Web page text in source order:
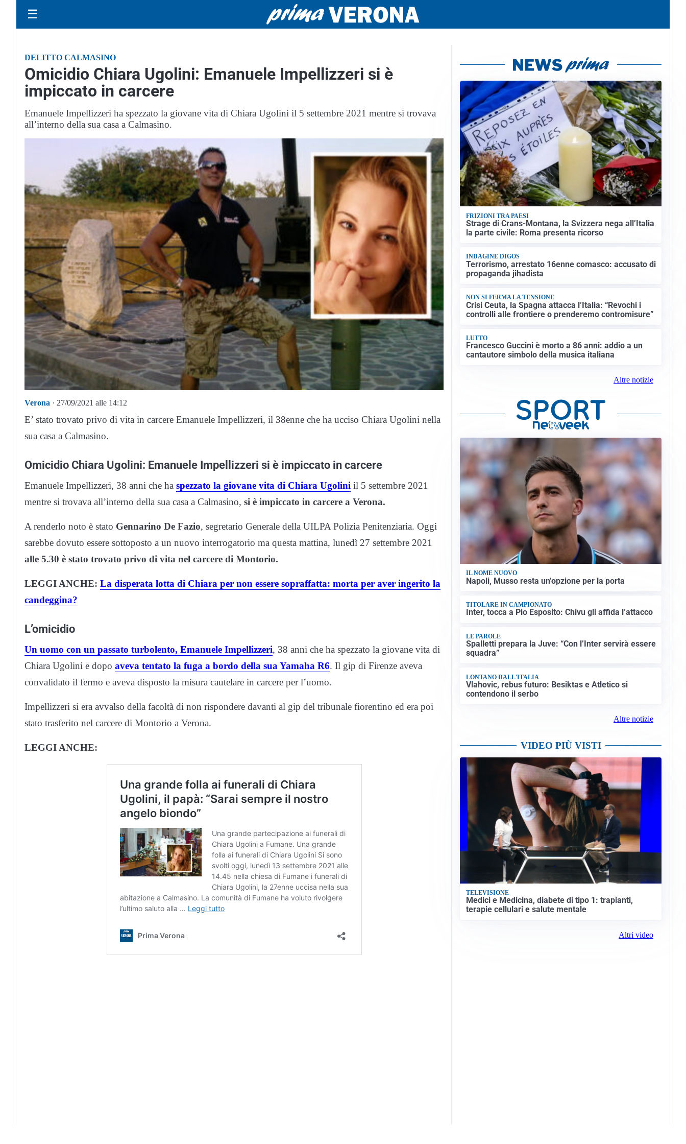
☰
DELITTO CALMASINO
Omicidio Chiara Ugolini: Emanuele Impellizzeri si è
impiccato in carcere
Emanuele Impellizzeri ha spezzato la giovane vita di Chiara Ugolini il 5 settembre 2021 mentre si trovava
all’interno della sua casa a Calmasino.
Verona · 27/09/2021 alle 14:12
E’ stato trovato privo di vita in carcere Emanuele Impellizzeri, il 38enne che ha ucciso Chiara Ugolini nella
sua casa a Calmasino.
Omicidio Chiara Ugolini: Emanuele Impellizzeri si è impiccato in carcere
Emanuele Impellizzeri, 38 anni che ha spezzato la giovane vita di Chiara Ugolini il 5 settembre 2021
mentre si trovava all’interno della sua casa a Calmasino, si è impiccato in carcere a Verona.
A renderlo noto è stato Gennarino De Fazio, segretario Generale della UILPA Polizia Penitenziaria. Oggi
sarebbe dovuto essere sottoposto a un nuovo interrogatorio ma questa mattina, lunedì 27 settembre 2021
alle 5.30 è stato trovato privo di vita nel carcere di Montorio.
LEGGI ANCHE: La disperata lotta di Chiara per non essere sopraffatta: morta per aver ingerito la
candeggina?
L’omicidio
Un uomo con un passato turbolento, Emanuele Impellizzeri, 38 anni che ha spezzato la giovane vita di
Chiara Ugolini e dopo aveva tentato la fuga a bordo della sua Yamaha R6. Il gip di Firenze aveva
convalidato il fermo e aveva disposto la misura cautelare in carcere per l’uomo.
Impellizzeri si era avvalso della facoltà di non rispondere davanti al gip del tribunale fiorentino ed era poi
stato trasferito nel carcere di Montorio a Verona.
LEGGI ANCHE:
FRIZIONI TRA PAESI
Strage di Crans-Montana, la Svizzera nega all’Italia
la parte civile: Roma presenta ricorso
INDAGINE DIGOS
Terrorismo, arrestato 16enne comasco: accusato di
propaganda jihadista
NON SI FERMA LA TENSIONE
Crisi Ceuta, la Spagna attacca l’Italia: “Revochi i
controlli alle frontiere o prenderemo contromisure”
LUTTO
Francesco Guccini è morto a 86 anni: addio a un
cantautore simbolo della musica italiana
Altre notizie
IL NOME NUOVO
Napoli, Musso resta un’opzione per la porta
TITOLARE IN CAMPIONATO
Inter, tocca a Pio Esposito: Chivu gli affida l’attacco
LE PAROLE
Spalletti prepara la Juve: “Con l’Inter servirà essere
squadra”
LONTANO DALL'ITALIA
Vlahovic, rebus futuro: Besiktas e Atletico si
contendono il serbo
Altre notizie
VIDEO PIÙ VISTI
TELEVISIONE
Medici e Medicina, diabete di tipo 1: trapianti,
terapie cellulari e salute mentale
Altri video